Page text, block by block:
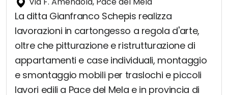
La ditta Gianfranco Schepis realizza
lavorazioni in cartongesso a regola d'arte,
oltre che pitturazione e ristrutturazione di
appartamenti e case individuali, montaggio
e smontaggio mobili per traslochi e piccoli
lavori edili a Pace del Mela e in provincia di